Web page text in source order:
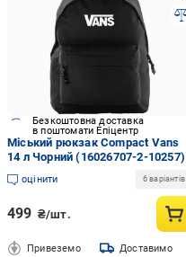
Безкоштовна доставка
в поштомати Епіцентр
Міський рюкзак Compact Vans
14 л Чорний (16026707-2-10257)
оцінити 6 варіантів
499 ₴/шт.
Привеземо Доставимо